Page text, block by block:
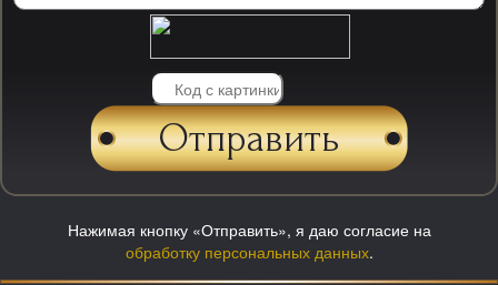
Нажимая кнопку «Отправить», я даю согласие на
обработку персональных данных.